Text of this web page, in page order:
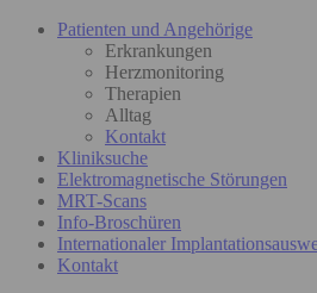
Patienten und Angehörige
Erkrankungen
Herzmonitoring
Therapien
Alltag
Kontakt
Kliniksuche
Elektromagnetische Störungen
MRT-Scans
Info-Broschüren
Internationaler
Kontakt